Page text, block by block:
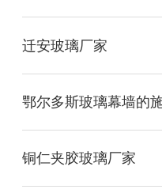
迁安玻璃厂家
鄂尔多斯玻璃幕墙的
铜仁夹胶玻璃厂家